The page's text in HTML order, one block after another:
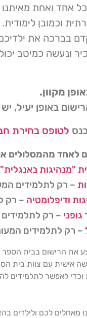
אחד ואחת
וכמובן
בברכה את
ונעשה כמיטב
מקוון.
באופן יעיל,
לטופס בחירת
לאחד מהמסלולים
"מנהיגות באנגלית"
– רק לתלמידים
ודיפלומטיה – רק
– רק לתלמידים
– רק לתלמידים
את הרישום בבית הספר
אישית עם צוות בית
לאפשר לתלמידים
מאחלים לכם ולילדים